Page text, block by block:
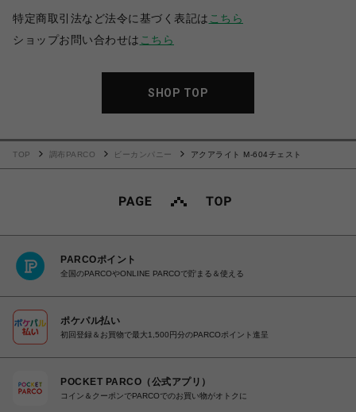
特定商取引法など法令に基づく表記は こちら
ショップお問い合わせは こちら
SHOP TOP
TOP 調布PARCO ビーカンパニー アクアライト M-604チェスト
PARCOポイント
全国のPARCOやONLINE PARCOで貯まる＆使える
ポケパル払い
初回登録＆お買物で最大1,500円分のPARCOポイント進呈
POCKET PARCO（公式アプリ）
コイン＆クーポンでPARCOでのお買い物がオトクに